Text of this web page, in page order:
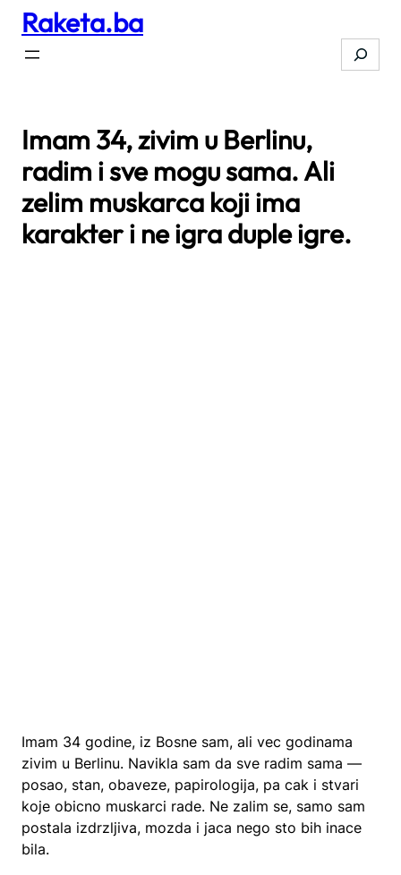
Skip
content
Raketa.ba
Search
Imam 34, zivim u Berlinu,
radim i sve mogu sama. Ali
zelim muskarca koji ima
karakter i ne igra duple igre.
Imam 34 godine, iz Bosne sam, ali vec godinama
zivim u Berlinu. Navikla sam da sve radim sama —
posao, stan, obaveze, papirologija, pa cak i stvari
koje obicno muskarci rade. Ne zalim se, samo sam
postala izdrzljiva, mozda i jaca nego sto bih inace
bila.